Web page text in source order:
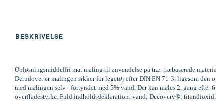
BESKRIVELSE
Opløsningsmiddelfri mat maling til anvendelse på træ, træbaserede
Derudover er malingen sikker for legetøj efter DIN EN 71-3, ligesom den
med malingen selv - fortyndet med 5% vand. Der kan males 2. gang
overfladestyrke. Fuld indholdsdeklaration: vand; Decovery®;